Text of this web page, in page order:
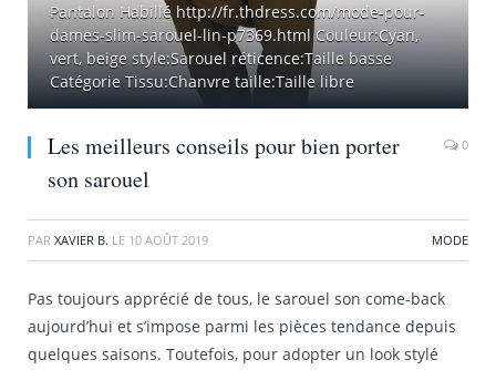
Pantalon Habillé http://fr.thdress.com/mode-pour-
dames-slim-sarouel-lin-p7369.html Couleur:Cyan,
vert, beige style:Sarouel réticence:Taille basse
Catégorie Tissu:Chanvre taille:Taille libre
Les meilleurs conseils pour bien porter
son sarouel
0
PAR XAVIER B. LE 10 AOÛT 2019 MODE
Pas toujours apprécié de tous, le sarouel son come-back
aujourd’hui et s’impose parmi les pièces tendance depuis
quelques saisons. Toutefois, pour adopter un look stylé